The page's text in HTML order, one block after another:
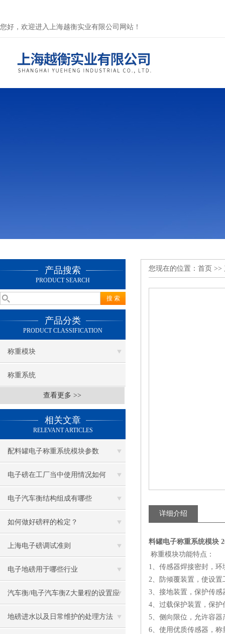
您好，欢迎进入上海越衡实业有限公司网站！
产品搜索
PRODUCT SEARCH
产品分类
PRODUCT CLASSIFICATION
称重模块
称重系统
查看更多 >>
相关文章
RELEVANT ARTICLES
配料罐电子称重系统模块参数
电子磅在工厂当中使用情况如何
电子汽车衡结构组成有哪些
如何做好磅秤的检定？
上海电子磅调试准则
电子地磅用于哪些行业
汽车衡/电子汽车衡Z大量程的设置应
用
地磅进水以及日常维护的处理方法
您现在的位置： 首页 >>
详细介绍
料罐电子称重系统模块
称重模块功能特点：
1、传感器焊接密封，
2、防倾覆装置，使设置
3、接地装置，保护传
4、过载保护装置，保
5、侧向限位，允许容
6、使用优质传感器，称